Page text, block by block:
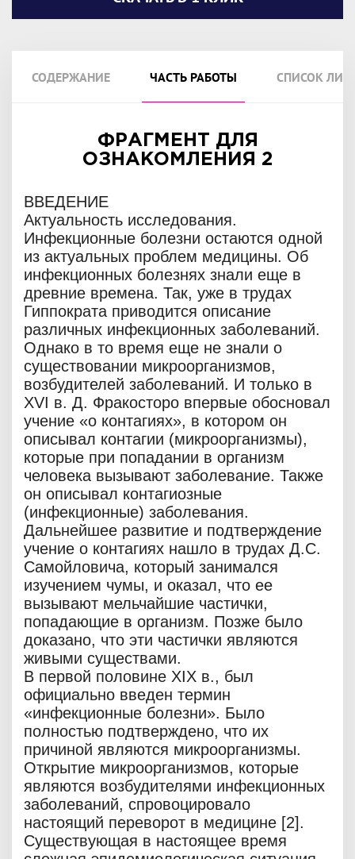
СОДЕРЖАНИЕ ЧАСТЬ РАБОТЫ СПИСОК
ФРАГМЕНТ ДЛЯ
ОЗНАКОМЛЕНИЯ 2
ВВЕДЕНИЕ
Актуальность исследования.
Инфекционные болезни остаются одной
из актуальных проблем медицины. Об
инфекционных болезнях знали еще в
древние времена. Так, уже в трудах
Гиппократа приводится описание
различных инфекционных заболеваний.
Однако в то время еще не знали о
существовании микроорганизмов,
возбудителей заболеваний. И только в
XVI в. Д. Фракосторо впервые обосновал
учение «о контагиях», в котором он
описывал контагии (микроорганизмы),
которые при попадании в организм
человека вызывают заболевание. Также
он описывал контагиозные
(инфекционные) заболевания.
Дальнейшее развитие и подтверждение
учение о контагиях нашло в трудах Д.С.
Самойловича, который занимался
изучением чумы, и оказал, что ее
вызывают мельчайшие частички,
попадающие в организм. Позже было
доказано, что эти частички являются
живыми существами.
В первой половине XIX в., был
официально введен термин
«инфекционные болезни». Было
полностью подтверждено, что их
причиной являются микроорганизмы.
Открытие микроорганизмов, которые
являются возбудителями инфекционных
заболеваний, спровоцировало
настоящий переворот в медицине [2].
Существующая в настоящее время